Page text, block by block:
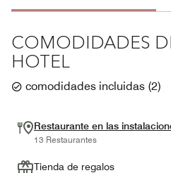
COMODIDADES
HOTEL
comodidades incluidas (2)
Restaurante en las
13 Restaurantes
Tienda de regalos